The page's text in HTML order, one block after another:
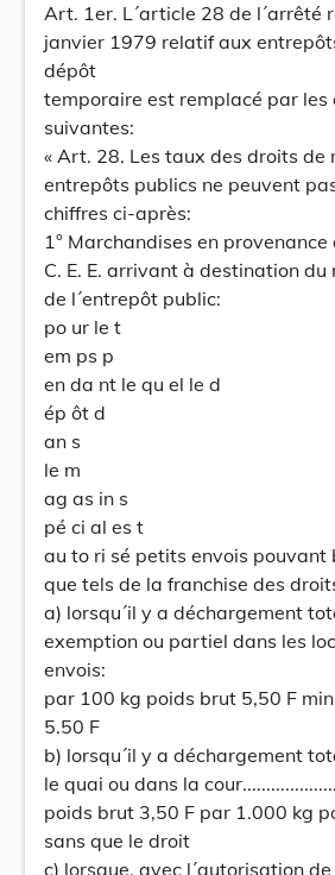
Art. 1er. L´article 28 de l´arrêté
janvier 1979 relatif aux
dépôt
temporaire est remplacé par les
suivantes:
« Art. 28. Les taux des droits de
entrepôts publics ne peuvent
chiffres ci-après:
1° Marchandises en
C. E. E. arrivant à destination
de l´entrepôt public:
po ur le t
em ps p
en da nt le qu el le d
ép ôt d
an s
le m
ag as in s
pé ci al es t
au to ri sé petits envois pouvant
que tels de la franchise des
a) lorsqu´il y a déchargement
exemption ou partiel dans les
envois:
par 100 kg poids brut 5,50 F
5.50 F
b) lorsqu´il y a déchargement
le quai ou dans la
poids brut 3,50 F par 1.000 kg
sans que le droit
c) lorsque, avec l´autorisation